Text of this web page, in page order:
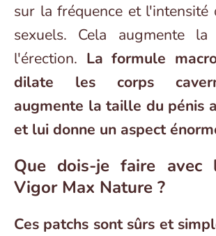
sur la fréquence et l'intensité
sexuels. Cela augmente
l'érection. La formule
dilate les corps
augmente la taille du pénis
et lui donne un aspect
Que dois-je faire avec
Vigor Max Nature ?
Ces patchs sont sûrs et